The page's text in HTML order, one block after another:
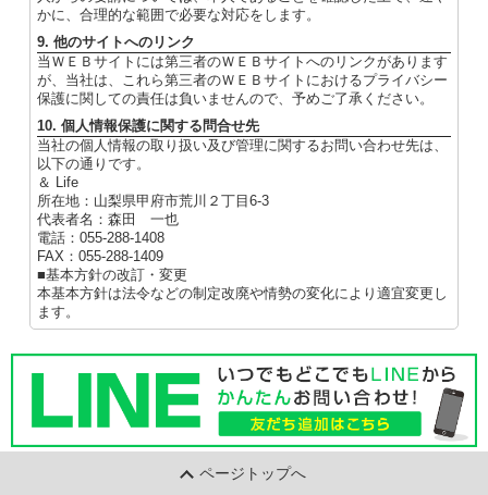
かに、合理的な範囲で必要な対応をします。
9. 他のサイトへのリンク
当ＷＥＢサイトには第三者のＷＥＢサイトへのリンクがあります
が、当社は、これら第三者のＷＥＢサイトにおけるプライバシー
保護に関しての責任は負いませんので、予めご了承ください。
10. 個人情報保護に関する問合せ先
当社の個人情報の取り扱い及び管理に関するお問い合わせ先は、
以下の通りです。
＆ Life
所在地：山梨県甲府市荒川２丁目6-3
代表者名：森田 一也
電話：055-288-1408
FAX：055-288-1409
■基本方針の改訂・変更
本基本方針は法令などの制定改廃や情勢の変化により適宜変更し
ます。
ページトップへ